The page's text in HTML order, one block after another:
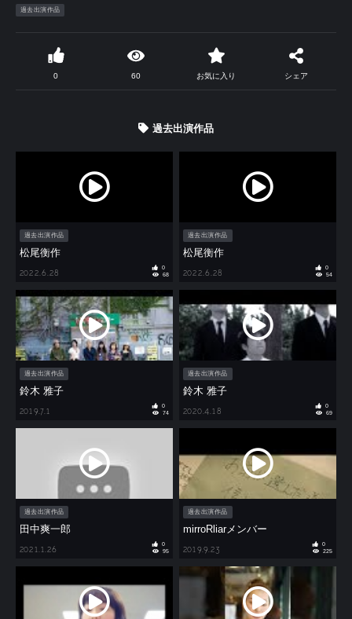
過去出演作品
0 60 お気に入り シェア
過去出演作品
過去出演作品
松尾衡作
2022.6.28
0
68
過去出演作品
松尾衡作
2022.6.28
0
54
過去出演作品
鈴木 雅子
2019.7.1
0
74
過去出演作品
鈴木 雅子
2020.4.18
0
69
過去出演作品
田中爽一郎
2021.1.26
0
95
過去出演作品
mirroRliarメンバー
2019.9.23
0
225